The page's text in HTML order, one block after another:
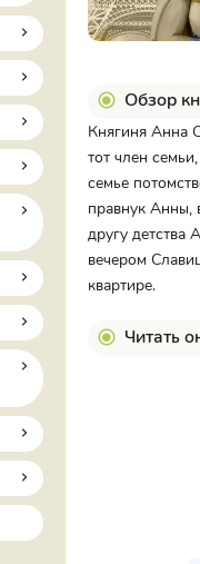
Обзор
Княгиня Анна
тот член
семье
правнук Анны,
другу детства
вечером
квартире.
Читать